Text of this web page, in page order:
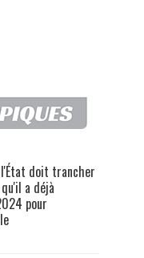
doit trancher
a déjà
pour